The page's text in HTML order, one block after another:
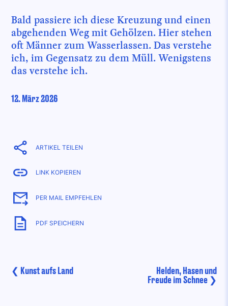
Bald passiere ich diese Kreuzung und einen
abgehenden Weg mit Gehölzen. Hier stehen
oft Männer zum Wasserlassen. Das verstehe
ich, im Gegensatz zu dem Müll. Wenigstens
das verstehe ich.
12. März 2026
Beitrags-
❮ Kunst aufs Land
Helden, Hasen und
Freude im Schnee ❯